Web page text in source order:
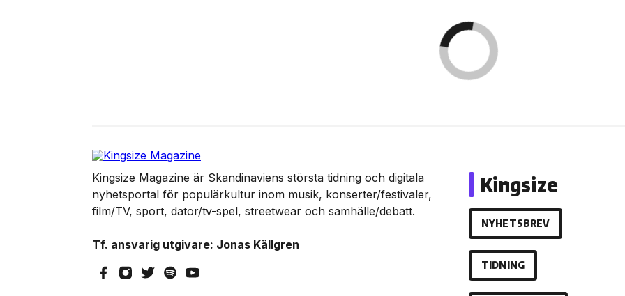
Kingsize Magazine är Skandinaviens största tidning och digitala
nyhetsportal för populärkultur inom musik, konserter/festivaler,
film/TV, sport, dator/tv-spel, streetwear och samhälle/debatt.
Tf. ansvarig utgivare: Jonas Källgren
Kingsize
NYHETSBREV
TIDNING